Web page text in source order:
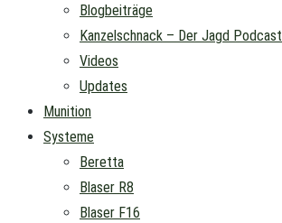
Blogbeiträge
Kanzelschnack – Der Jagd Podcast
Videos
Updates
Munition
Systeme
Beretta
Blaser R8
Blaser F16